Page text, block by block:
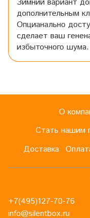
Зимний вариант
дополнительным
Опцианально
сделает ваш
избыточного шума.
О
Стать нашим
Доставка
+7(495)127-70-76
info@silentbox.ru